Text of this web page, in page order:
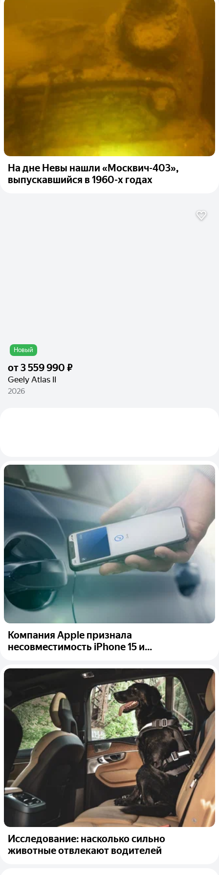
На дне Невы нашли «Москвич-403»,
выпускавшийся в 1960-х годах
Новый
от3 559 990 ₽
Geely Atlas II
2026
Компания Apple признала
несовместимость iPhone 15 и...
Исследование: насколько сильно
животные отвлекают водителей